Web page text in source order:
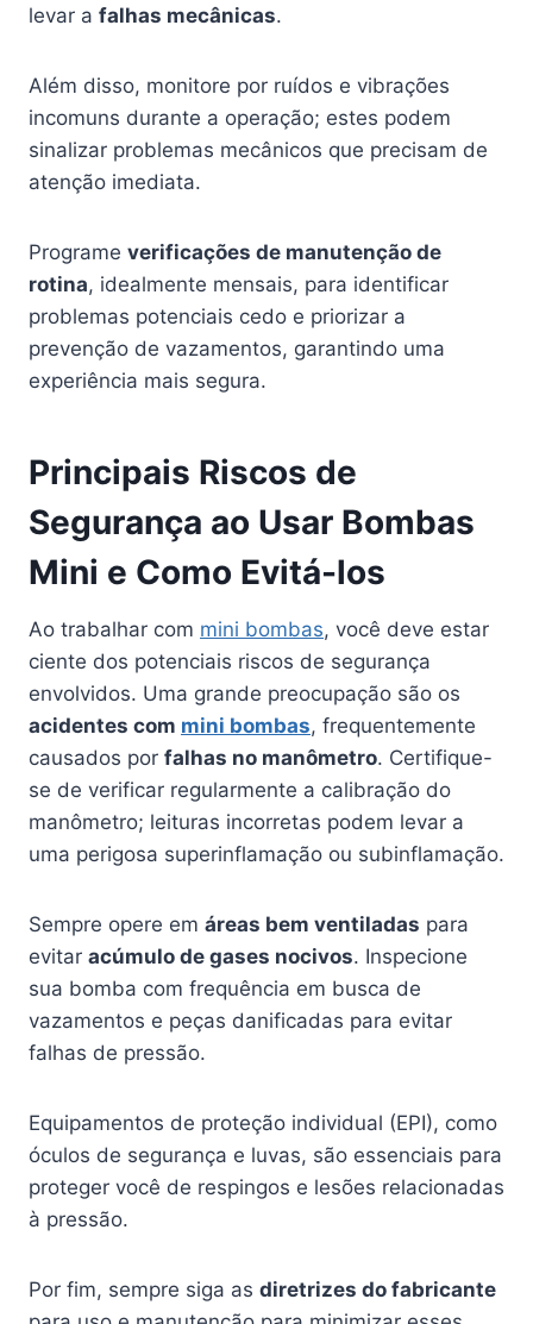
levar a falhas mecânicas.
Além disso, monitore por ruídos e vibrações
incomuns durante a operação; estes podem
sinalizar problemas mecânicos que precisam de
atenção imediata.
Programe verificações de manutenção de
rotina, idealmente mensais, para identificar
problemas potenciais cedo e priorizar a
prevenção de vazamentos, garantindo uma
experiência mais segura.
Principais Riscos de
Segurança ao Usar Bombas
Mini e Como Evitá-los
Ao trabalhar com mini bombas, você deve estar
ciente dos potenciais riscos de segurança
envolvidos. Uma grande preocupação são os
acidentes com mini bombas, frequentemente
causados por falhas no manômetro. Certifique-
se de verificar regularmente a calibração do
manômetro; leituras incorretas podem levar a
uma perigosa superinflamação ou subinflamação.
Sempre opere em áreas bem ventiladas para
evitar acúmulo de gases nocivos. Inspecione
sua bomba com frequência em busca de
vazamentos e peças danificadas para evitar
falhas de pressão.
Equipamentos de proteção individual (EPI), como
óculos de segurança e luvas, são essenciais para
proteger você de respingos e lesões relacionadas
à pressão.
Por fim, sempre siga as diretrizes do fabricante